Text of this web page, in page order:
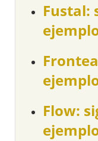
Fustal:
Flow: